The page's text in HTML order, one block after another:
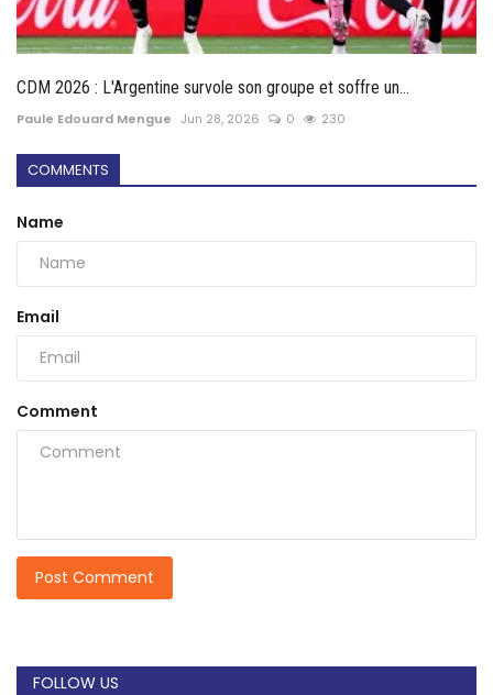
CDM 2026 : L'Argentine survole son groupe et soffre un...
Paule Edouard Mengue Jun 28, 2026 0 230
COMMENTS
Name
Email
Comment
Post Comment
FOLLOW US